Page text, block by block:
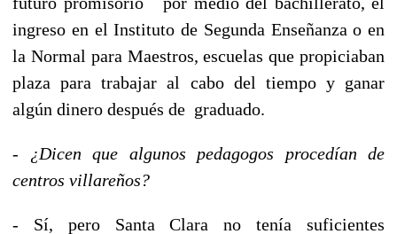
ingreso en el Instituto de Segunda Enseñanza o en
la Normal para Maestros, escuelas que propiciaban
plaza para trabajar al cabo del tiempo y ganar
algún dinero después de graduado.
-
¿Dicen que algunos pedagogos procedían de
centros villareños?
- Sí, pero Santa Clara no tenía suficientes